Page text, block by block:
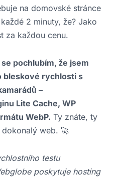
na domovské stránce
2 minuty, že? Jako
za každou cenu.
pochlubím, že jsem
bleskové rychlosti s
–
Lite Cache, WP
WebP. Ty znáte, ty
web. 🚀
testu
poskytuje hosting